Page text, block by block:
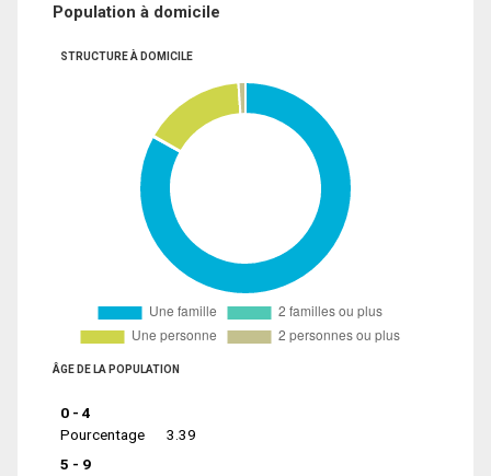
Population à domicile
STRUCTURE À DOMICILE
ÂGE DE LA POPULATION
0 - 4
Pourcentage
3.39
5 - 9